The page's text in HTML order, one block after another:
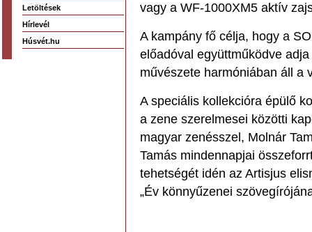
Letöltések
Hírlevél
Húsvét.hu
vagy a WF-1000XM5 aktív
A kampány fő célja, hogy a
előadóval együttműködve
művészete harmóniában áll a
A speciális kollekcióra épülő
a zene szerelmesei közötti
magyar zenésszel, Molnár
Tamás mindennapjai
tehetségét idén az Artisjus
„Év könnyűzenei